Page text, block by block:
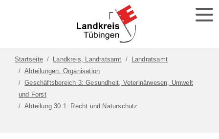
Startseite Landkreis, Landratsamt
Landratsamt
Abteilungen, Organisation
Geschäftsbereich 3: Gesundheit, Veterinärwesen, Umwelt
und Forst
Abteilung 30.1: Recht und Naturschutz